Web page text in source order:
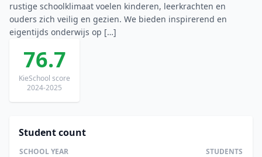
rustige schoolklimaat voelen kinderen, leerkrachten en
ouders zich veilig en gezien. We bieden inspirerend en
eigentijds onderwijs op […]
76.7
KieSchool score
2024-2025
Student count
SCHOOL YEAR STUDENTS